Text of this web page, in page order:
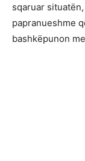
sqaruar
papranueshme
bashkëpunon